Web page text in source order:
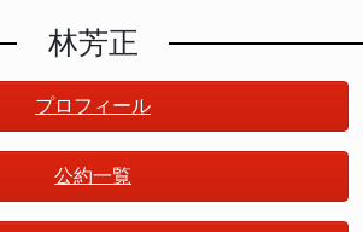
林芳正
プロフィール
公約一覧